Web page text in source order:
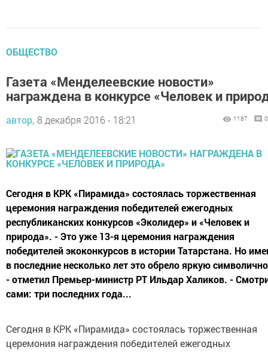
ОБЩЕСТВО
Газета «Менделеевские новости»
награждена в конкурсе «Человек и
автор, 8 декабря 2016 - 18:21 1187 0
Сегодня в КРК «Пирамида» состоялась торжественная
церемония награждения победителей ежегодных
республиканских конкурсов «Эколидер» и «Человек и
природа». - Это уже 13-я церемония награждения
победителей экоконкурсов в истории Татарстана. Но
в последние несколько лет это обрело яркую
- отметил Премьер-министр РТ Ильдар Халиков. -
сами: три последних года...
Сегодня в КРК «Пирамида» состоялась торжественная
церемония награждения победителей ежегодных